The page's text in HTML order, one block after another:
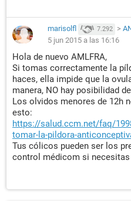
marisolfl 7.292 >
5 jun 2015 a las 16:16
Hola de nuevo AMLFRA,
Si tomas correctamente la
haces, ella impide que la
manera, NO hay posibilidad
Los olvidos menores de 12h
esto:
https://salud.ccm.net/faq/
tomar-la-pildora-
Tus cólicos pueden ser los
control médicom si